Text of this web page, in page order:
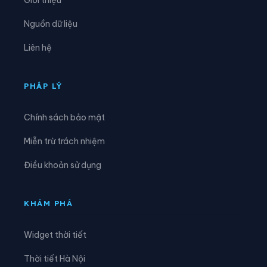
Xã Mường La
Xã Phiêng Khoài
Nguồn dữ liệu
Liên hệ
PHÁP LÝ
Chính sách bảo mật
Miễn trừ trách nhiệm
Điều khoản sử dụng
KHÁM PHÁ
Widget thời tiết
Thời tiết Hà Nội